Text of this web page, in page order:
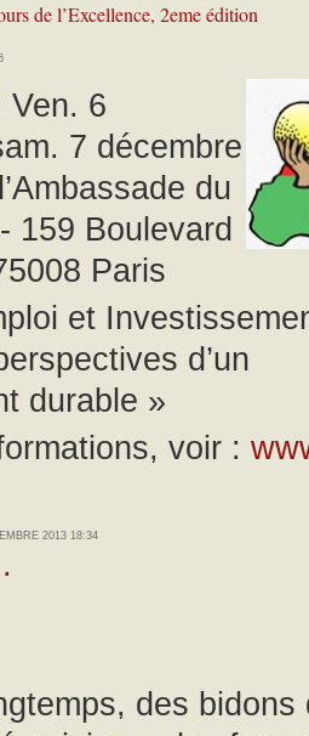
de l’Excellence, 2eme édition
Ven. 6
7 décembre
du
159 Boulevard
Paris
et
d’un
durable »
voir :
2013 18:34
des bidons